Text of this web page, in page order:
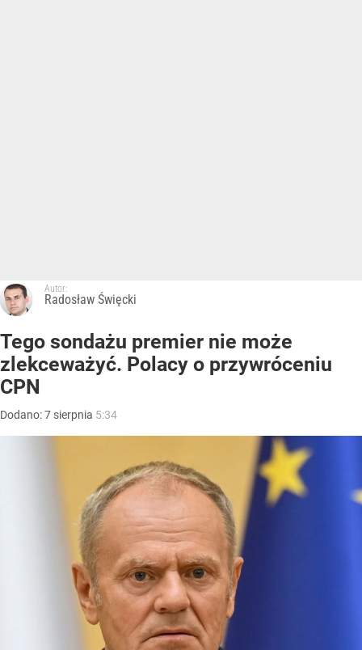
Autor:
Radosław Święcki
Tego sondażu premier nie może
zlekceważyć. Polacy o przywróceniu
CPN
Dodano:7 sierpnia 5:34